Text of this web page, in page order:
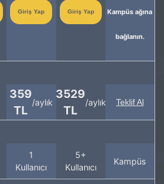
Giriş Yap Giriş Yap Kampüs ağına
bağlanın.
359
TL
/aylık
3529
TL
/aylık Teklif Al
1
Kullanıcı
5+
Kullanıcı
Kampüs